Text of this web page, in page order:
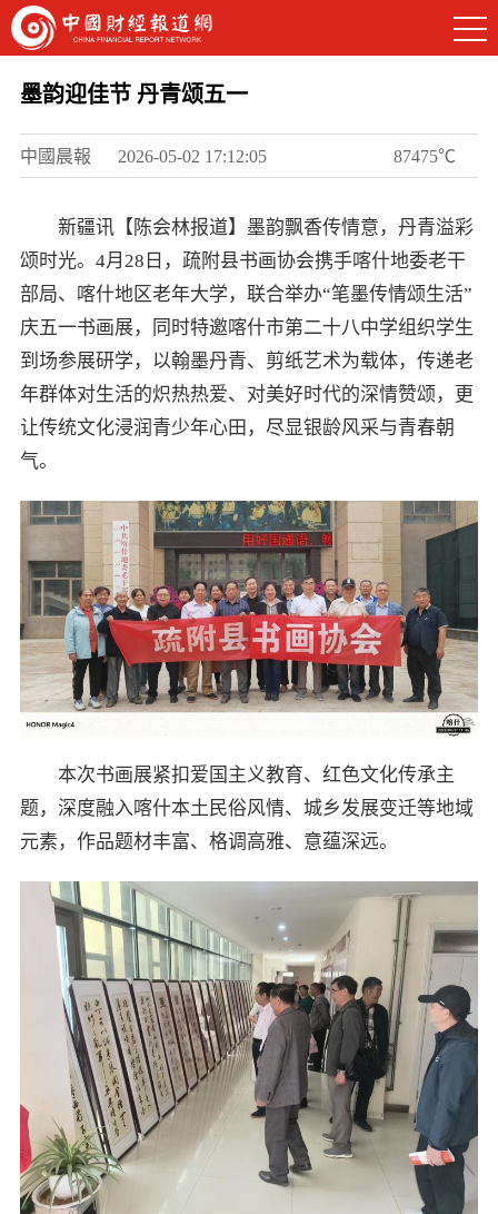
墨韵迎佳节 丹青颂五一
中國晨報 2026-05-02 17:12:05 87475℃
新疆讯【陈会林报道】墨韵飘香传情意，丹青溢彩
颂时光。4月28日，疏附县书画协会携手喀什地委老干
部局、喀什地区老年大学，联合举办“笔墨传情颂生活”
庆五一书画展，同时特邀喀什市第二十八中学组织学生
到场参展研学，以翰墨丹青、剪纸艺术为载体，传递老
年群体对生活的炽热热爱、对美好时代的深情赞颂，更
让传统文化浸润青少年心田，尽显银龄风采与青春朝
气。
本次书画展紧扣爱国主义教育、红色文化传承主
题，深度融入喀什本土民俗风情、城乡发展变迁等地域
元素，作品题材丰富、格调高雅、意蕴深远。